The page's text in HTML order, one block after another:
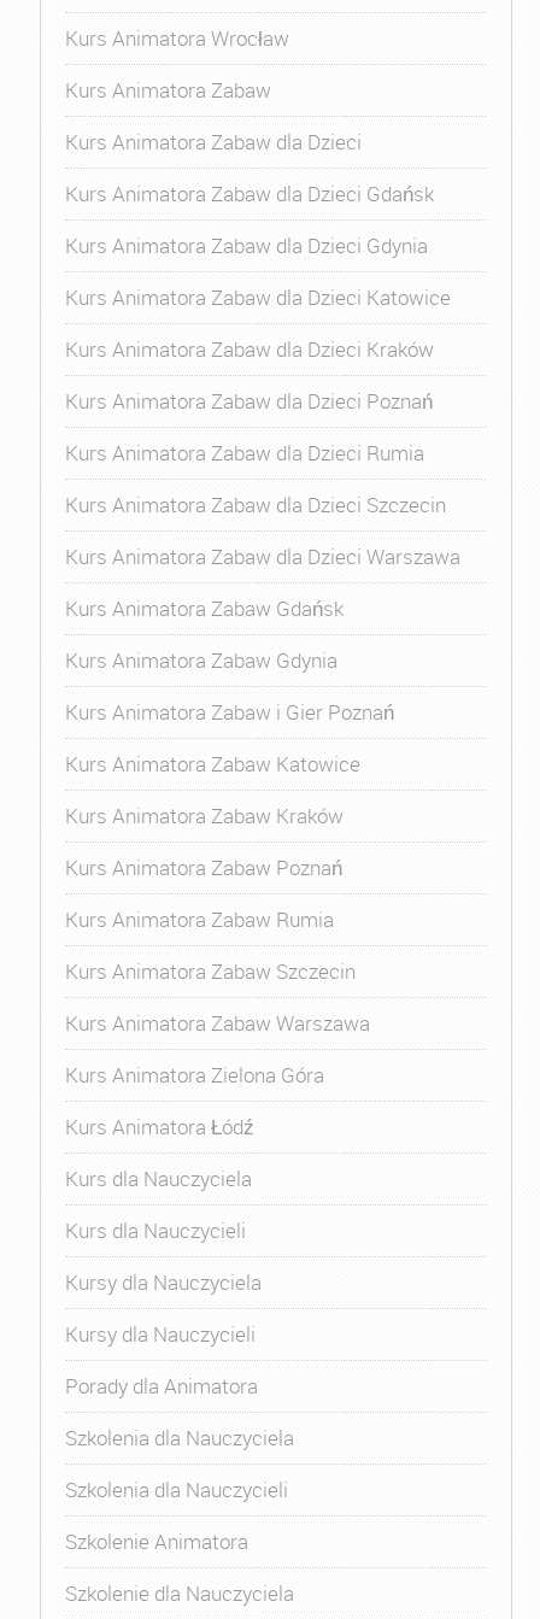
Kurs Animatora Wrocław
Kurs Animatora Zabaw
Kurs Animatora Zabaw dla Dzieci
Kurs Animatora Zabaw dla Dzieci Gdańsk
Kurs Animatora Zabaw dla Dzieci Gdynia
Kurs Animatora Zabaw dla Dzieci Katowice
Kurs Animatora Zabaw dla Dzieci Kraków
Kurs Animatora Zabaw dla Dzieci Poznań
Kurs Animatora Zabaw dla Dzieci Rumia
Kurs Animatora Zabaw dla Dzieci Szczecin
Kurs Animatora Zabaw dla Dzieci Warszawa
Kurs Animatora Zabaw Gdańsk
Kurs Animatora Zabaw Gdynia
Kurs Animatora Zabaw i Gier Poznań
Kurs Animatora Zabaw Katowice
Kurs Animatora Zabaw Kraków
Kurs Animatora Zabaw Poznań
Kurs Animatora Zabaw Rumia
Kurs Animatora Zabaw Szczecin
Kurs Animatora Zabaw Warszawa
Kurs Animatora Zielona Góra
Kurs Animatora Łódź
Kurs dla Nauczyciela
Kurs dla Nauczycieli
Kursy dla Nauczyciela
Kursy dla Nauczycieli
Porady dla Animatora
Szkolenia dla Nauczyciela
Szkolenia dla Nauczycieli
Szkolenie Animatora
Szkolenie dla Nauczyciela